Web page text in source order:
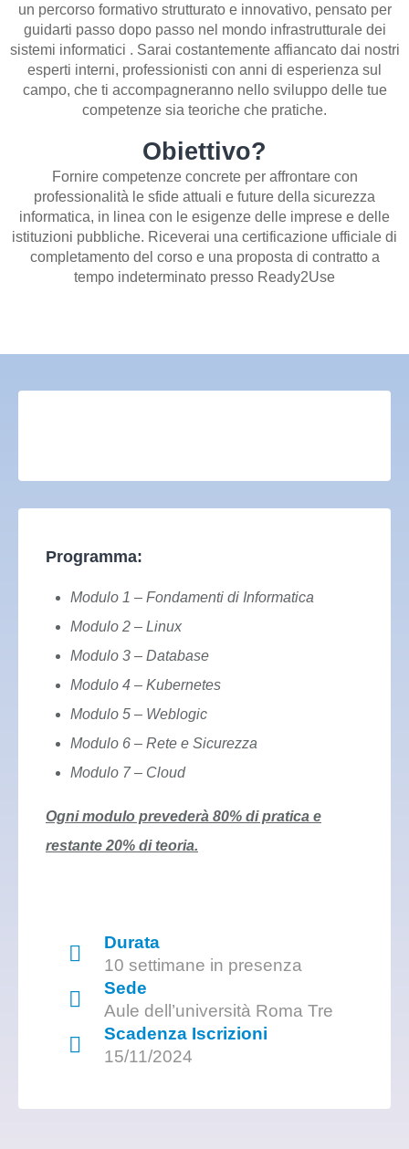
un percorso formativo strutturato e innovativo, pensato per
guidarti passo dopo passo nel mondo infrastrutturale dei
sistemi informatici . Sarai costantemente affiancato dai nostri
esperti interni, professionisti con anni di esperienza sul
campo, che ti accompagneranno nello sviluppo delle tue
competenze sia teoriche che pratiche.
Obiettivo?
Fornire competenze concrete per affrontare con
professionalità le sfide attuali e future della sicurezza
informatica, in linea con le esigenze delle imprese e delle
istituzioni pubbliche. Riceverai una certificazione ufficiale di
completamento del corso e una proposta di contratto a
tempo indeterminato presso Ready2Use
Programma:​
Modulo 1 – Fondamenti di Informatica
Modulo 2 – Linux
Modulo 3 – Database
Modulo 4 – Kubernetes
Modulo 5 – Weblogic
Modulo 6 – Rete e Sicurezza
Modulo 7 – Cloud
Ogni modulo prevederà 80% di pratica e
restante 20% di teoria.
Durata
10 settimane in presenza
Sede
Aule dell’università Roma Tre
Scadenza Iscrizioni
15/11/2024